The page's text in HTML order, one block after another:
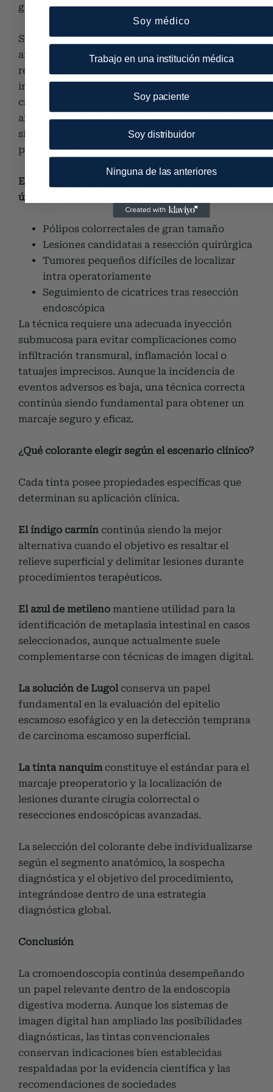
gastrointestinal.
Su principal indicación es localizar lesiones
antes de procedimientos quirúrgicos o
resecciones endoscópicas complejas. Tras la
inyección en la submucosa, las partículas de
carbón permanecen durante meses o incluso
años, permitiendo identificar con precisión el
sitio de interés durante intervenciones
posteriores.
El tatuaje endoscópico resulta especialmente
útil para:
Pólipos colorrectales de gran tamaño
Lesiones candidatas a resección quirúrgica
Tumores pequeños difíciles de localizar
intra operatoriamente
Seguimiento de cicatrices tras resección
endoscópica
La técnica requiere una adecuada inyección
submucosa para evitar complicaciones como
infiltración transmural, inflamación local o
tatuajes imprecisos. Aunque la incidencia de
eventos adversos es baja, una técnica correcta
continúa siendo fundamental para obtener un
marcaje seguro y eficaz.
¿Qué colorante elegir según el escenario clínico?
Cada tinta posee propiedades específicas que
determinan su aplicación clínica.
El índigo carmín continúa siendo la mejor
alternativa cuando el objetivo es resaltar el
relieve superficial y delimitar lesiones durante
procedimientos terapéuticos.
El azul de metileno mantiene utilidad para la
identificación de metaplasia intestinal en casos
seleccionados, aunque actualmente suele
complementarse con técnicas de imagen digital.
La solución de Lugolconserva un papel
fundamental en la evaluación del epitelio
escamoso esofágico y en la detección temprana
de carcinoma escamoso superficial.
La tinta nanquimconstituye el estándar para el
marcaje preoperatorio y la localización de
lesiones durante cirugía colorrectal o
resecciones endoscópicas avanzadas.
La selección del colorante debe individualizarse
según el segmento anatómico, la sospecha
diagnóstica y el objetivo del procedimiento,
integrándose dentro de una estrategia
diagnóstica global.
Conclusión
La cromoendoscopia continúa desempeñando
un papel relevante dentro de la endoscopia
digestiva moderna. Aunque los sistemas de
imagen digital han ampliado las posibilidades
diagnósticas, las tintas convencionales
conservan indicaciones bien establecidas
respaldadas por la evidencia científica y las
recomendaciones de sociedades
Soy médico
Trabajo en una institución médica
Soy paciente
Soy distribuidor
Ninguna de las anteriores